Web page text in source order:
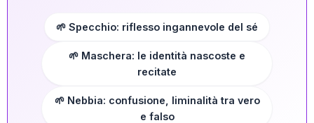
🌱 Specchio: riflesso ingannevole del sé
🌱 Maschera: le identità nascoste e
recitate
🌱 Nebbia: confusione, liminalità tra vero
e falso